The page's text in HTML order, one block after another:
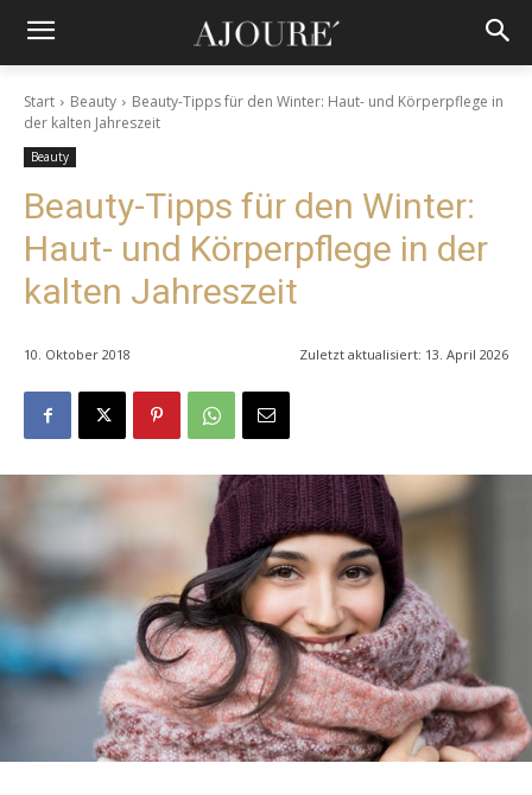
Start Beauty
Beauty-Tipps für den Winter: Haut- und Körperpflege in
der kalten Jahreszeit
Beauty
Beauty-Tipps für den Winter:
Haut- und Körperpflege in der
kalten Jahreszeit
10. Oktober 2018 Zuletzt aktualisiert: 13. April 2026